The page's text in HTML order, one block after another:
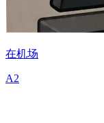
在机场
A2